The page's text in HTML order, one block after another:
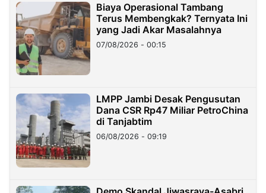
Biaya Operasional Tambang
Terus Membengkak? Ternyata Ini
yang Jadi Akar Masalahnya
07/08/2026 - 00:15
LMPP Jambi Desak Pengusutan
Dana CSR Rp47 Miliar PetroChina
di Tanjabtim
06/08/2026 - 09:19